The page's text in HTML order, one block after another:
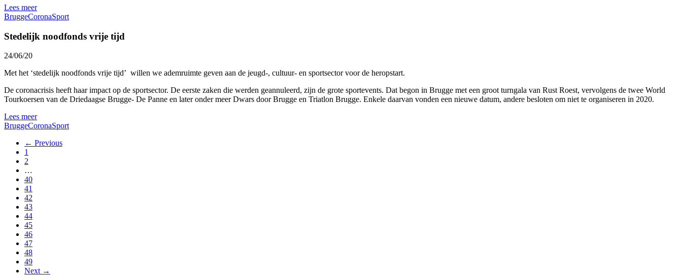
Lees meer
BruggeCoronaSport
Stedelijk noodfonds vrije tijd
24/06/20
Met het ‘stedelijk noodfonds vrije tijd’ willen we ademruimte geven aan de jeugd-, cultuur- en sportsector voor de heropstart.
De coronacrisis heeft haar impact op de sportsector. De eerste zaken die werden geannuleerd, zijn de grote sportevents. Dat begon in Brugge met een groot turngala van Rust Roest, vervolgens de twee World
Tourkoersen van de Driedaagse Brugge- De Panne en later onder meer Dwars door Brugge en Triatlon Brugge. Enkele daarvan vonden een nieuwe datum, andere besloten om niet te organiseren in 2020.
Lees meer
BruggeCoronaSport
← Previous
1
2
…
40
41
42
43
44
45
46
47
48
49
Next →